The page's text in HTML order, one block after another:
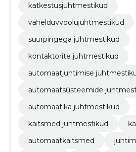
katkestusjuhtmestikud
vahelduvvoolujuhtmestikud
suurpingega juhtmestikud
kontaktorite juhtmestikud
automaatjuhtimise
automaatsüsteemide
automaatika juhtmestikud
kaitsmed juhtmestikud
automaatkaitsmed